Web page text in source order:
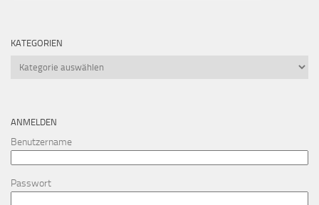
KATEGORIEN
Kategorien
ANMELDEN
Benutzername
Passwort